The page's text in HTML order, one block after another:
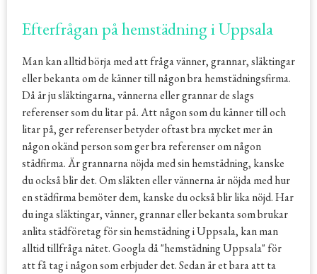
Efterfrågan på hemstädning i Uppsala
Man kan alltid börja med att fråga vänner, grannar, släktingar
eller bekanta om de känner till någon bra hemstädningsfirma.
Då är ju släktingarna, vännerna eller grannar de slags
referenser som du litar på. Att någon som du känner till och
litar på, ger referenser betyder oftast bra mycket mer än
någon okänd person som ger bra referenser om någon
städfirma. Är grannarna nöjda med sin hemstädning, kanske
du också blir det. Om släkten eller vännerna är nöjda med hur
en städfirma bemöter dem, kanske du också blir lika nöjd. Har
du inga släktingar, vänner, grannar eller bekanta som brukar
anlita städföretag för sin hemstädning i Uppsala, kan man
alltid tillfråga nätet. Googla då "hemstädning Uppsala" för
att få tag i någon som erbjuder det. Sedan är et bara att ta